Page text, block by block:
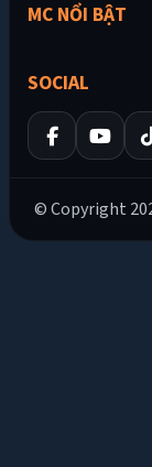
MC NỔI BẬT
SOCIAL
© Copyright